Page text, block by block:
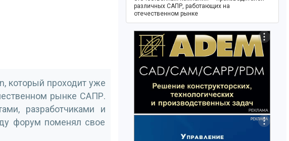
который проходит уже
рынке САПР.
разработчиками и
форум поменял свое
различных САПР, работающих на
отечественном рынке